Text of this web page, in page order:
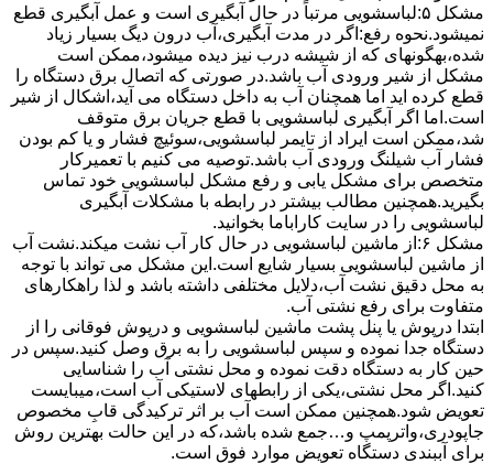
مشکل ۵:لباسشویی مرتباً در ﺣﺎل آﺑﮕﯿﺮی اﺳﺖ و ﻋﻤﻞ آﺑﮕﯿﺮی ﻗﻄﻊ
نمیشود.نحوه رﻓﻊ:اﮔﺮ در ﻣﺪت آﺑﮕﯿﺮی،آب درون دﯾﮓ ﺑﺴﯿﺎر زﯾﺎد
ﺷﺪه،بهگونهای ﮐﻪ از ﺷﯿﺸﻪ درب ﻧﯿﺰ دﯾﺪه میشود،ممکن است
مشکل از شیر ورودی آب باشد.در صورتی که اتصال برق دستگاه را
قطع کرده اید اما همچنان آب به داخل دستگاه می آید،اشکال از شیر
است.اما اگر آبگیری لباسشویی با قطع جریان برق متوقف
شد،ممکن است ایراد از تایمر لباسشویی،سوئیچ فشار و یا کم بودن
فشار آب شیلنگ ورودی آب باشد.توصیه می کنیم با تعمیرکار
متخصص برای مشکل یابی و رفع مشکل لباسشویی خود تماس
بگیرید.همچنین مطالب بیشتر در رابطه با مشکلات آبگیری
لباسشویی را در سایت کاراباما بخوانید.
مشکل ۶:از ﻣﺎﺷﯿﻦ لباسشویی در ﺣﺎل ﮐﺎر آب ﻧﺸﺖ میکند.نشت آب
از ماشین لباسشویی بسیار شایع است.این مشکل می تواند با توجه
به محل دقیق نشت آب،دلایل مختلفی داشته باشد و لذا راهکارهای
متفاوت برای رفع نشتی آب.
ابتدا درپوش یا پنل ﭘﺸﺖ ﻣﺎﺷﯿﻦ لباسشویی و درپوش ﻓﻮﻗﺎﻧﯽ را از
دستگاه ﺟﺪا ﻧﻤﻮده و ﺳﭙﺲ لباسشویی را ﺑﻪ ﺑﺮق وصل ﮐﻨﯿﺪ.سپس در
حین کار به دستگاه دقت نموده و ﻣﺤﻞ نشتی آب را ﺷﻨﺎﺳﺎﯾﯽ
کنید.اﮔﺮ ﻣﺤﻞ نشتی،ﯾﮑﯽ از رابطهای ﻻﺳﺘﯿﮑﯽ آب اﺳﺖ،میبایست
ﺗﻌﻮﯾﺾ شود.همچنین ﻣﻤﮑﻦ اﺳﺖ آب بر اثر ﺗﺮﮐﯿﺪﮔﯽ قابِ ﻣﺨﺼﻮص
ﺟﺎﭘﻮدری،واترپمپ و…جمع شده ﺑﺎﺷﺪ،ﮐﻪ در این حالت بهترین روش
برای آببندی دستگاه ﺗﻌﻮﯾﺾ ﻣﻮارد ﻓﻮق اﺳﺖ.